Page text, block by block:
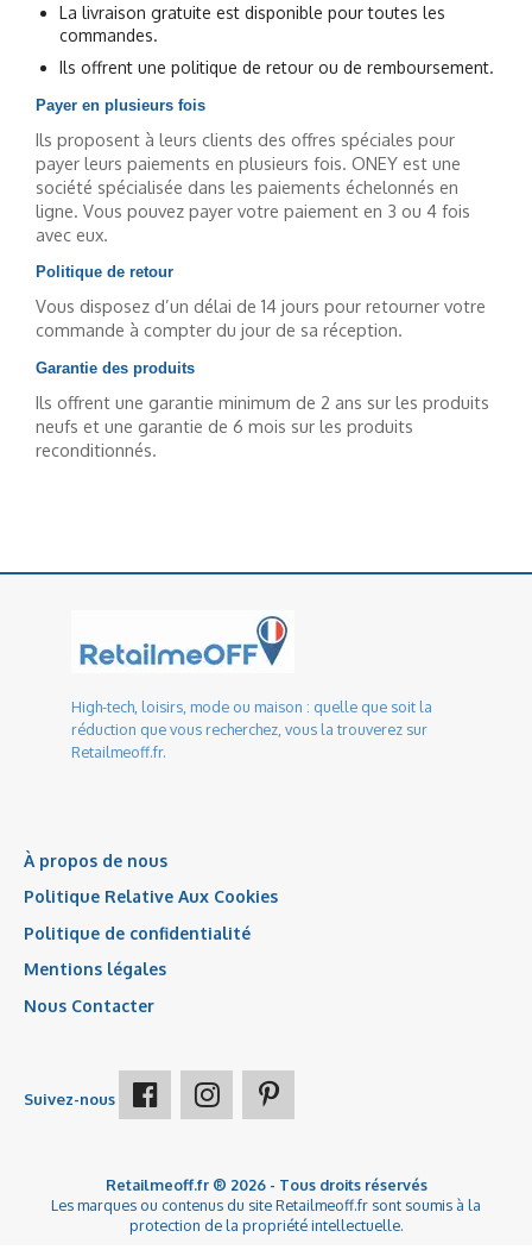
La livraison gratuite est disponible pour toutes les
commandes.
Ils offrent une politique de retour ou de remboursement.
Payer en plusieurs fois
Ils proposent à leurs clients des offres spéciales pour
payer leurs paiements en plusieurs fois. ONEY est une
société spécialisée dans les paiements échelonnés en
ligne. Vous pouvez payer votre paiement en 3 ou 4 fois
avec eux.
Politique de retour
Vous disposez d’un délai de 14 jours pour retourner votre
commande à compter du jour de sa réception.
Garantie des produits
Ils offrent une garantie minimum de 2 ans sur les produits
neufs et une garantie de 6 mois sur les produits
reconditionnés.
High-tech, loisirs, mode ou maison : quelle que soit la
réduction que vous recherchez, vous la trouverez sur
Retailmeoff.fr.
À propos de nous
Politique Relative Aux Cookies
Politique de confidentialité
Mentions légales
Nous Contacter
Suivez-nous
Retailmeoff.fr ® 2026 - Tous droits réservés
Les marques ou contenus du site Retailmeoff.fr sont soumis à la
protection de la propriété intellectuelle.